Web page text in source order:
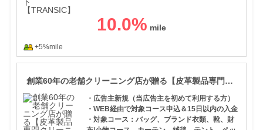
10.0%
+5%mile
創業60年の老舗クリーニング店が贈る【皮革製品専門クリーニングリナビス】
・広告主新規（当広告主を初めて利用する方）
・WEB経由で対象コース申込＆15日以内の入金
・対象コース：バッグ、ブランド衣類、靴、財